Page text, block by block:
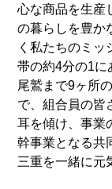
心な商品を生産
の暮らしを豊か
く私たちのミ
帯の約4分の1に
尾鷲まで9ヶ所
で、組合員の皆
耳を傾け、事業
幹事業となる共
三重を一緒に元